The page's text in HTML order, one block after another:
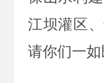
江坝灌区
请你们一